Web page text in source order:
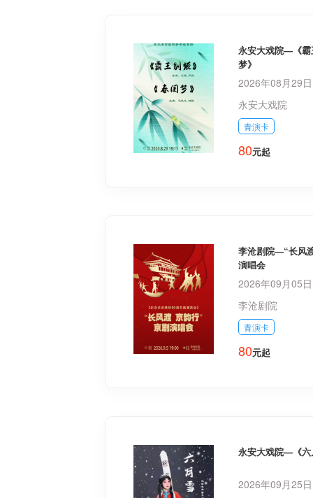
永安大戏院—《霸
梦》
2026年08月29
永安大戏院
青演卡
80元起
李沧剧院—“长风
演唱会
2026年09月05
李沧剧院
青演卡
80元起
永安大戏院—《六
2026年09月25